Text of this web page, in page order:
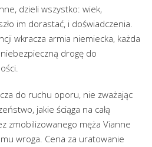
dzieli wszystko: wiek,
im dorastać, i doświadczenia.
wkracza armia niemiecka, każda
drogę do
do ruchu oporu, nie zważając
jakie ściąga na całą
zmobilizowanego męża Vianne
wroga. Cena za uratowanie